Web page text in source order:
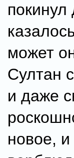
покинул
может
Султан
и даже
новое,